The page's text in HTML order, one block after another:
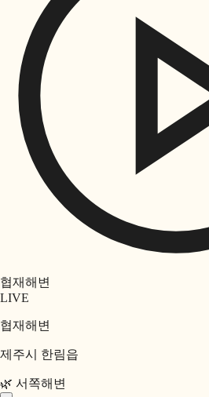
협재해변
LIVE
협재해변
제주시 한림읍
🌿 서쪽해변